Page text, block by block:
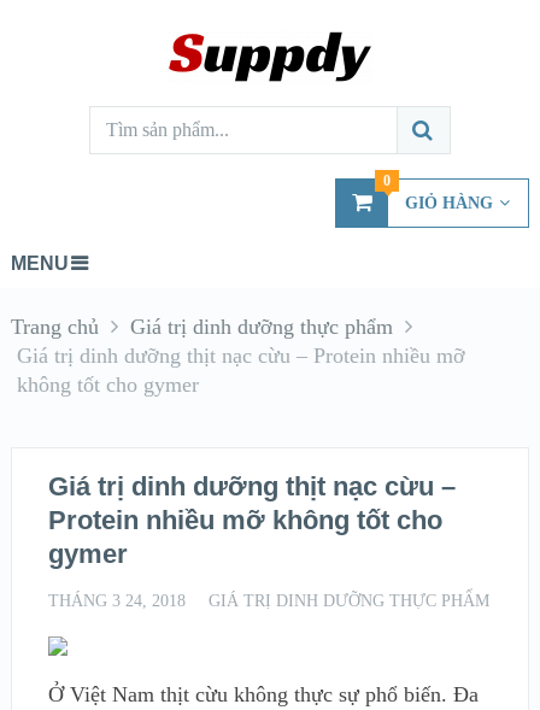
GIỎ HÀNG
0
MENU
Trang chủ
Giá trị dinh dưỡng thực phẩm
Giá trị dinh dưỡng thịt nạc cừu – Protein nhiều mỡ
không tốt cho gymer
Giá trị dinh dưỡng thịt nạc cừu –
Protein nhiều mỡ không tốt cho
gymer
THÁNG 3 24, 2018 GIÁ TRỊ DINH DƯỠNG THỰC PHẨM
Ở Việt Nam thịt cừu không thực sự phổ biến. Đa